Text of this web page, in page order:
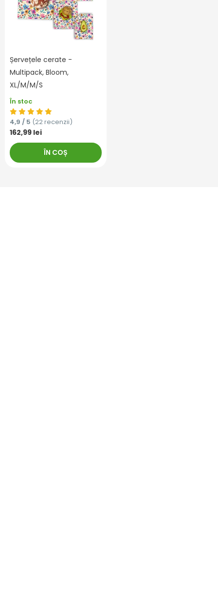
Șervețele cerate -
Multipack, Bloom,
XL/M/M/S
În stoc
4,9 / 5 (22 recenzii)
162,99 lei
ÎN COȘ